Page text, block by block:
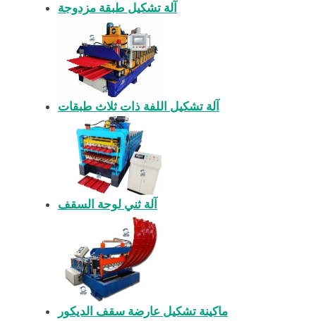
آلة تشكيل طبقة مزدوجة
آلة تشكيل اللفة ذات ثلاث طبقات
آلة ثني لوحة السقف
ماكينة تشكيل عارضة سقف الديكور